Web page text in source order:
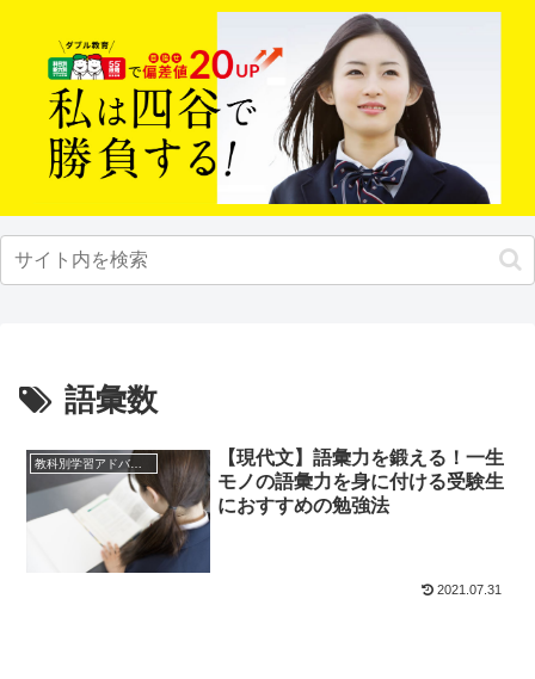
語彙数
教科別学習アドバイス
【現代文】語彙力を鍛える！一生
モノの語彙力を身に付ける受験生
におすすめの勉強法
2021.07.31